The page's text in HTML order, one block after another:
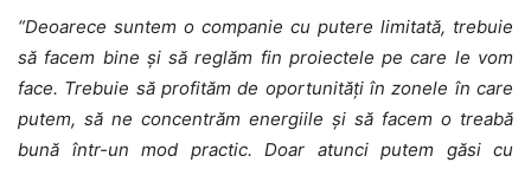
“Deoarece suntem o companie cu putere limitată, trebuie
să facem bine și să reglăm fin proiectele pe care le vom
face. Trebuie să profităm de oportunități în zonele în care
putem, să ne concentrăm energiile și să facem o treabă
bună într-un mod practic. Doar atunci putem găsi cu